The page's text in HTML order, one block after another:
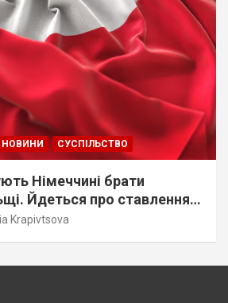
НОВИНИ СУСПІЛЬСТВО
Німеччині брати
Йдеться про ставлення
Krapivtsova